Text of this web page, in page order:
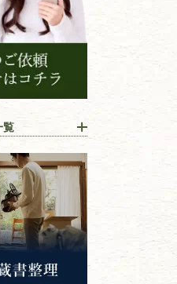
覧
書物
鮮本
・版画・刷り物
術書